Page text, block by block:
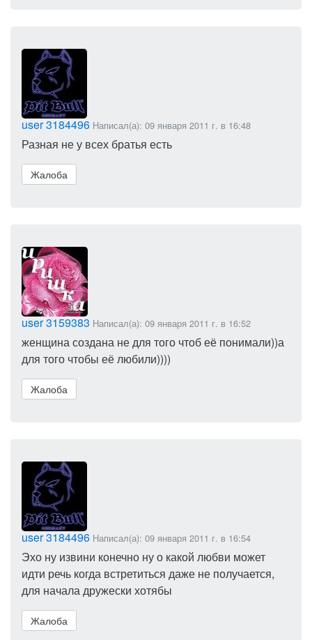
user 3184496 Написал(а): 09 января 2011 г. в 16:48
Разная не у всех братья есть
Жалоба
user 3159383 Написал(а): 09 января 2011 г. в 16:52
женщина создана не для того чтоб её понимали))а
для того чтобы её любили))))
Жалоба
user 3184496 Написал(а): 09 января 2011 г. в 16:54
Эхо ну извини конечно ну о какой любви может
идти речь когда встретиться даже не получается,
для начала дружески хотябы
Жалоба